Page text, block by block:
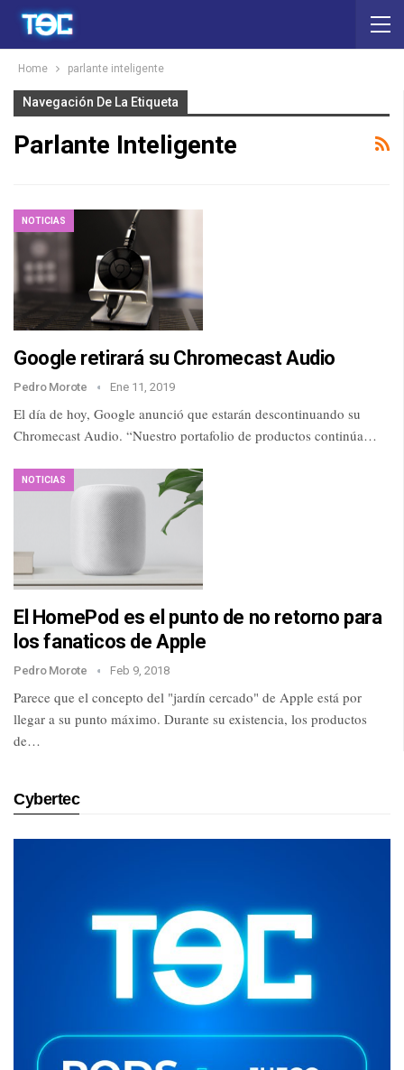
Home parlante inteligente
Navegación De La Etiqueta
Parlante Inteligente
NOTICIAS
Google retirará su Chromecast Audio
Pedro Morote Ene 11, 2019
El día de hoy, Google anunció que estarán descontinuando su
Chromecast Audio. “Nuestro portafolio de productos continúa…
NOTICIAS
El HomePod es el punto de no retorno para
los fanaticos de Apple
Pedro Morote Feb 9, 2018
Parece que el concepto del "jardín cercado" de Apple está por
llegar a su punto máximo. Durante su existencia, los productos
de…
Cybertec